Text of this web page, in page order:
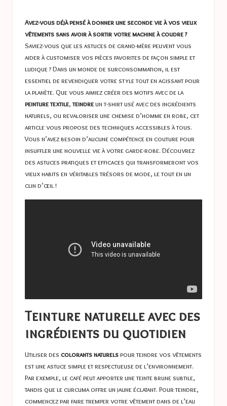
s
t
u
c
e
s
Avez-vous déjà pensé à donner une seconde vie à vos vieux
vêtements sans avoir à sortir votre machine à coudre ?
Saviez-vous que les astuces de grand-mère peuvent vous
aider à customiser vos pièces favorites de façon simple et
ludique ? Dans un monde de surconsommation, il est
essentiel de revendiquer votre style tout en agissant pour
la planète. Que vous aimiez créer des motifs avec de la
peinture textile,teindreun t-shirt usé avec des ingrédients
naturels, ou revaloriser une chemise d’homme en robe, cet
article vous propose des techniques accessibles à tous.
Vous n’avez besoin d’aucune compétence en couture pour
insuffler une nouvelle vie à votre garde-robe. Découvrez
des astuces pratiques et efficaces qui transformeront vos
vieux habits en véritables trésors de mode, le tout en un
clin d’œil !
Teinture naturelle avec des
ingrédients du quotidien
Utiliser des colorants naturelspour teindre vos vêtements
est une astuce simple et respectueuse de l’environnement.
Par exemple, le café peut apporter une teinte brune subtile,
tandis que le curcuma offre un jaune éclatant. Pour teindre,
commencez par faire tremper votre vêtement dans de l’eau